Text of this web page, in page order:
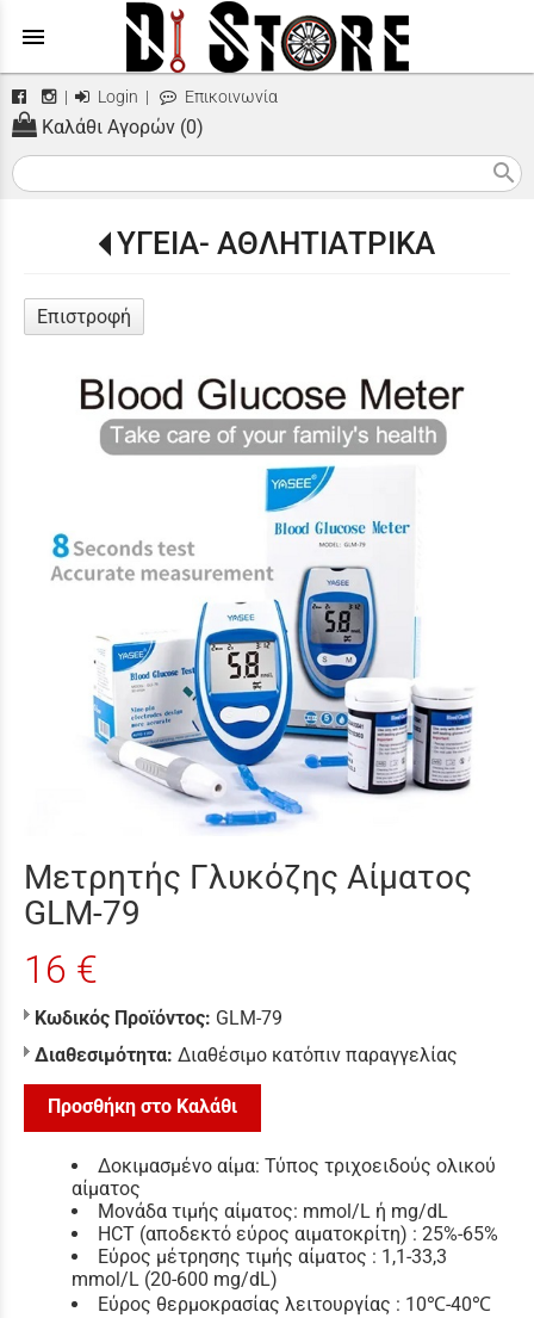
menu
| Login | Επικοινωνία
Καλάθι Αγορών (0)
search
ΥΓΕΙΑ- ΑΘΛΗΤΙΑΤΡΙΚΑ
Επιστροφή
Μετρητής Γλυκόζης Αίματος
GLM-79
16 €
Κωδικός Προϊόντος: GLM-79
Διαθεσιμότητα: Διαθέσιμο κατόπιν παραγγελίας
Προσθήκη στο Καλάθι
Δοκιμασμένο αίμα: Τύπος τριχοειδούς ολικού
αίματος
Μονάδα τιμής αίματος: mmol/L ή mg/dL
HCT (αποδεκτό εύρος αιματοκρίτη) : 25%-65%
Εύρος μέτρησης τιμής αίματος : 1,1-33,3
mmol/L (20-600 mg/dL)
Εύρος θερμοκρασίας λειτουργίας : 10℃-40℃